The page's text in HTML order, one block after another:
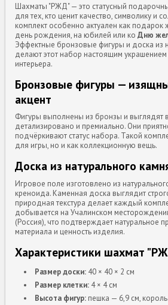
Шахматы "РЖД" — это статусный
для тех, кто ценит качество, символику и
комплект особенно актуален как
день рождения, на юбилей или коДню
Эффектные бронзовые фигуры и доска из
делают этот набор настоящим украшением
интерьера.
Бронзовые фигуры —
акцент
Фигуры выполнены из бронзы и выглядят
детализировано и премиально. Они
подчёркивают статус набора. Такой
для игры, но и как коллекционную вещь.
Доска из натурального
Игровое поле изготовлено из
креноида. Каменная доска выглядит
природная текстура делает каждый
добывается на Учалинском
(Россия), что подтверждает натуральное
материала и ценность изделия.
Характеристики шахмат
Размер доски: 40 × 40 × 2 см
Размер клетки: 4 × 4 см
Высота фигур: пешка — 6,9 см,